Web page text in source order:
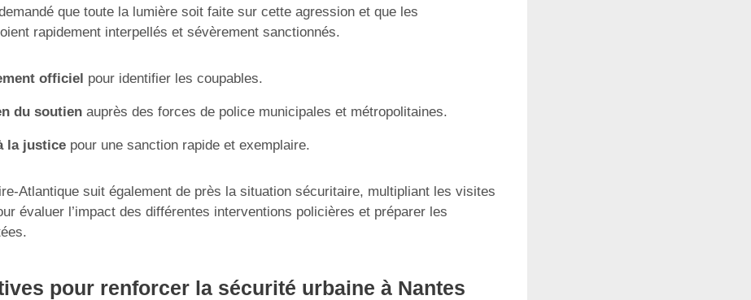
que toute la lumière soit faite sur cette agression et que les
rapidement interpellés et sévèrement sanctionnés.
officiel pour identifier les coupables.
du soutien auprès des forces de police municipales et métropolitaines.
la justice pour une sanction rapide et exemplaire.
Atlantique suit également de près la situation sécuritaire, multipliant les visites
évaluer l’impact des différentes interventions policières et préparer les
pour renforcer la sécurité urbaine à Nantes